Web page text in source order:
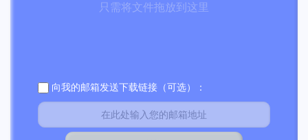
只需将文件拖放到这里
向我的邮箱发送下载链接（可选）：